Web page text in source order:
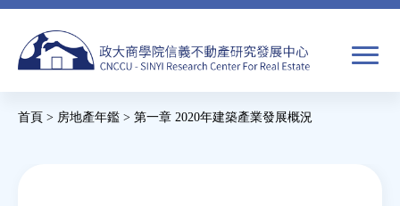
Jump
navigation
搜
首頁 > 房地產年鑑 > 第一章 2020年建築產業發展概況